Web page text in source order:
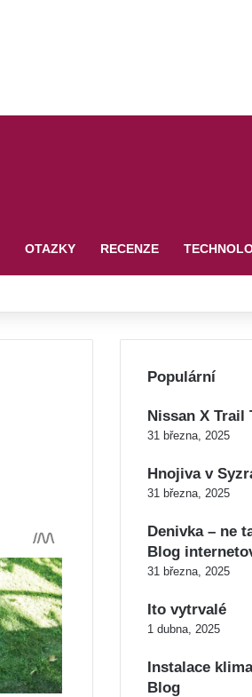
OTAZKY RECENZE
Populární
Nissan X Trail
31 března, 2025
Hnojiva v
31 března, 2025
Denivka – ne
Blog
31 března, 2025
Ito vytrvalé
1 dubna, 2025
Instalace
Blog